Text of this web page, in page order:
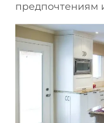
предпочтениям